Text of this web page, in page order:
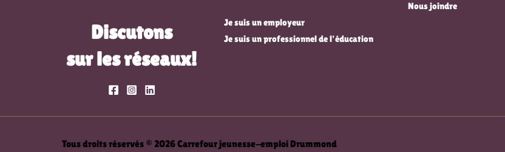
Discutons
sur les réseaux!
Je suis un employeur
Je suis un professionnel de l'éducation
Nous joindre
Tous droits réservés © 2026 Carrefour jeunesse-emploi Drummond